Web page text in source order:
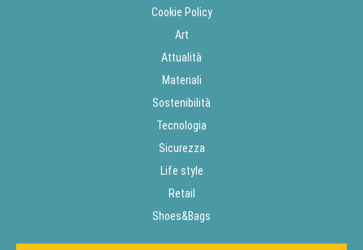
Cookie Policy
Art
Attualità
Materiali
Sostenibilità
Tecnologia
Sicurezza
Life style
Retail
Shoes&Bags